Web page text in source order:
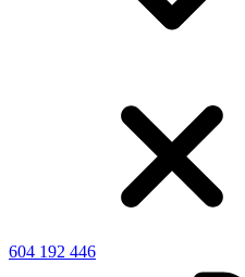
604 192 446